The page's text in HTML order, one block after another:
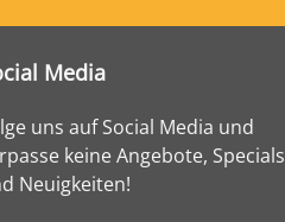
Media
uns auf Social Media und
keine Angebote, Specials
Neuigkeiten!